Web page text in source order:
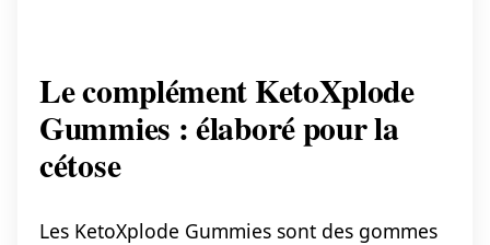
Le complément KetoXplode
Gummies : élaboré pour la
cétose
Les KetoXplode Gummies sont des gommes